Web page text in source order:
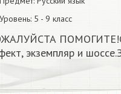
Уровень: 5 - 9 класс
экземпляр и